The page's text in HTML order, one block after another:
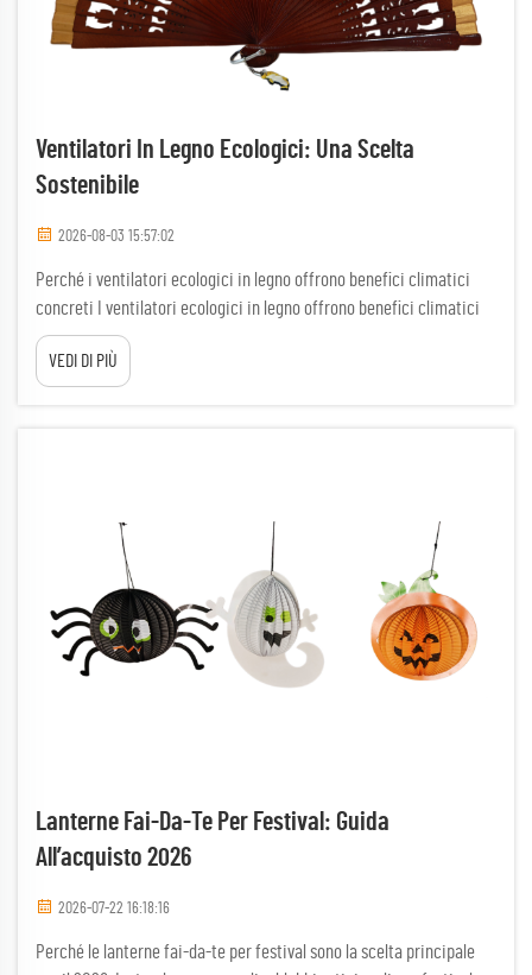
Ventilatori In Legno Ecologici: Una Scelta
Sostenibile
2026-08-03 15:57:02
Perché i ventilatori ecologici in legno offrono benefici climatici
concreti I ventilatori ecologici in legno offrono benefici climatici
tangibili che vanno ben oltre il funzionamento energeticamente
efficiente. Il legno stesso funge da serbatoio di carbonio a lungo
termine e il processo produttivo ...
VEDI DI PIÙ
Lanterne Fai-Da-Te Per Festival: Guida
All’acquisto 2026
2026-07-22 16:18:16
Perché le lanterne fai-da-te per festival sono la scelta principale